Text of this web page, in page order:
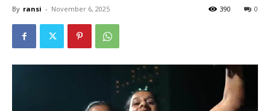
By ransi - November 6, 2025 0
390